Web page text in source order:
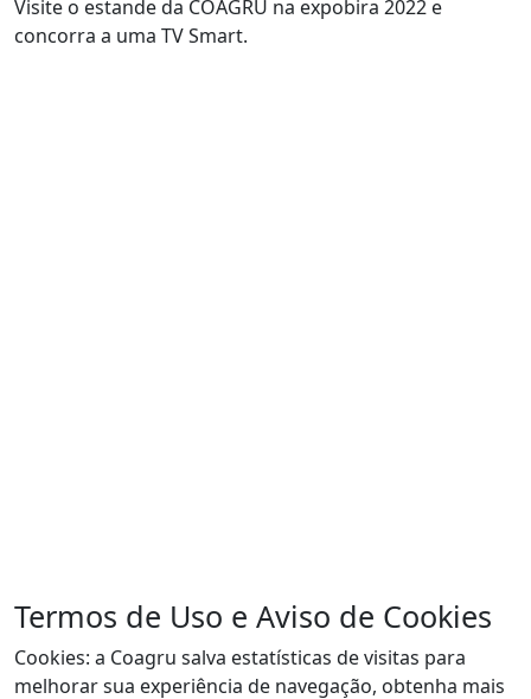
Visite o estande da COAGRU na expobira 2022 e
concorra a uma TV Smart.
Termos de Uso e Aviso de Cookies
Cookies: a Coagru salva estatísticas de visitas para
melhorar sua experiência de navegação, obtenha mais